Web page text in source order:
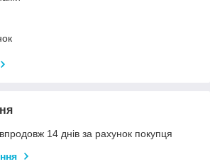
14 днів за рахунок покупця